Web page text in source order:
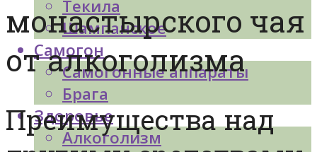
Текила
Шампанское
Самогон
Самогонные аппараты
Брага
Здоровье
Алкоголизм
монастырского чая
от алкоголизма
Преимущества над